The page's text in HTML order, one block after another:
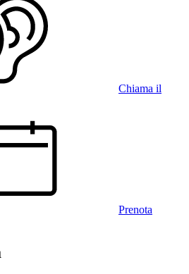
Chiama il
Prenota